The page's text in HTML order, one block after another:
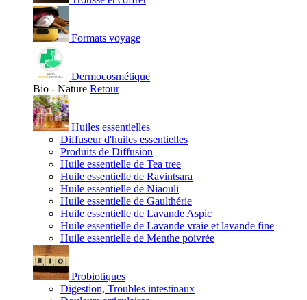
Formats voyage
Dermocosmétique
Bio - Nature Retour
Huiles essentielles
Diffuseur d'huiles essentielles
Produits de Diffusion
Huile essentielle de Tea tree
Huile essentielle de Ravintsara
Huile essentielle de Niaouli
Huile essentielle de Gaulthérie
Huile essentielle de Lavande Aspic
Huile essentielle de Lavande vraie et lavande fine
Huile essentielle de Menthe poivrée
Probiotiques
Digestion, Troubles intestinaux